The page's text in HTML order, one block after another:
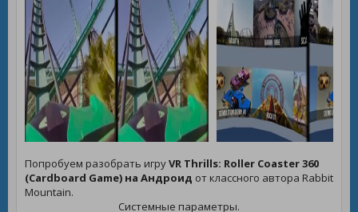
Попробуем разобрать игруVR Thrills: Roller Coaster 360
(Cardboard Game) на Андроид от классного автора Rabbit
Mountain.
Системные параметры.